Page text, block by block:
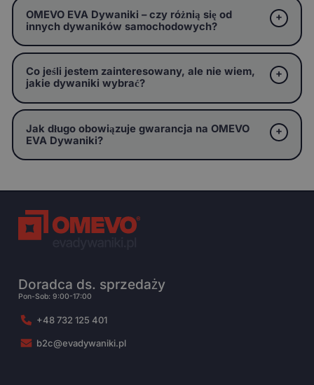
OMEVO EVA Dywaniki – czy różnią się od
innych dywaników samochodowych?
Co jeśli jestem zainteresowany, ale nie wiem,
jakie dywaniki wybrać?
Jak długo obowiązuje gwarancja na OMEVO
EVA Dywaniki?
Doradca ds. sprzedaży
Pon-Sob: 9:00-17:00
+48 732 125 401
b2c@evadywaniki.pl